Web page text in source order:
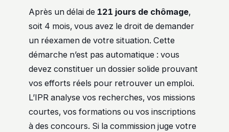
Après un délai de 121 jours de chômage,
soit 4 mois, vous avez le droit de demander
un réexamen de votre situation. Cette
démarche n’est pas automatique : vous
devez constituer un dossier solide prouvant
vos efforts réels pour retrouver un emploi.
L’IPR analyse vos recherches, vos missions
courtes, vos formations ou vos inscriptions
à des concours. Si la commission juge votre